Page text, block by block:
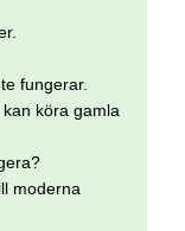
fungerar.
köra gamla
moderna